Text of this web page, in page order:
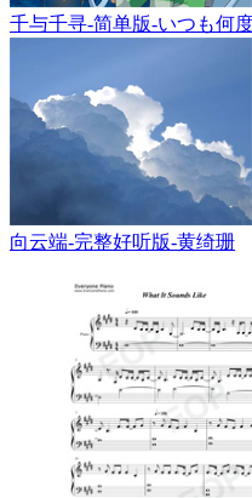
千与千寻-简单版-いつも何
向云端-完整好听版-黄绮珊